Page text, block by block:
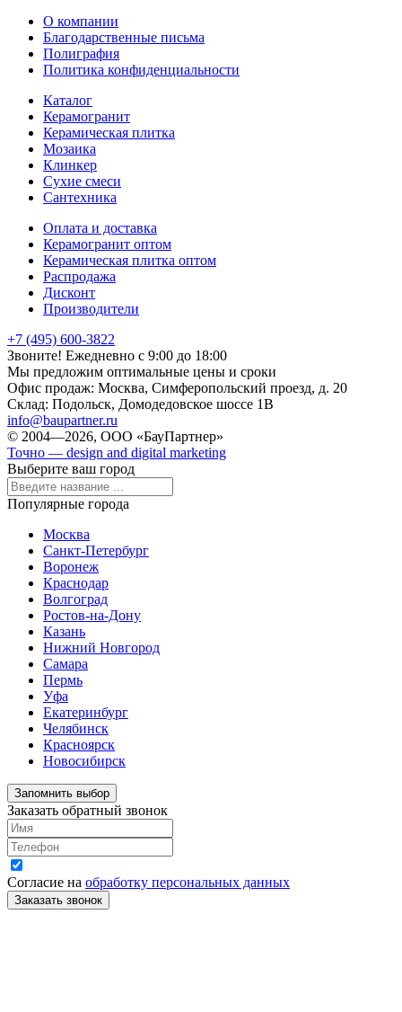
О компании
Благодарственные письма
Полиграфия
Политика конфиденциальности
Каталог
Керамогранит
Керамическая плитка
Мозаика
Клинкер
Сухие смеси
Сантехника
Оплата и доставка
Керамогранит оптом
Керамическая плитка оптом
Распродажа
Дисконт
Производители
+7 (495) 600-3822
Звоните! Ежедневно с 9:00 до 18:00
Мы предложим оптимальные цены и сроки
Офис продаж: Москва, Симферопольский проезд, д. 20
Склад: Подольск, Домодедовское шоссе 1В
info@baupartner.ru
© 2004—2026, ООО «БауПартнер»
Точно — design and digital marketing
Выберите ваш город
Популярные города
Москва
Санкт-Петербург
Воронеж
Краснодар
Волгоград
Ростов-на-Дону
Казань
Нижний Новгород
Самара
Пермь
Уфа
Екатеринбург
Челябинск
Красноярск
Новосибирск
Запомнить выбор
Заказать обратный звонок
Согласие на обработку персональных данных